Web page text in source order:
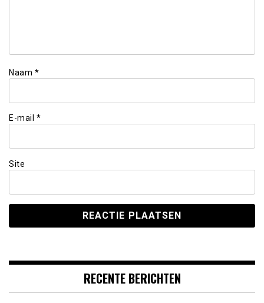
Naam *
E-mail *
Site
RECENTE BERICHTEN